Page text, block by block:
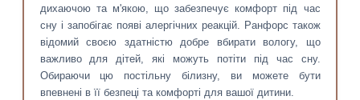
дихаючою та м'якою, що забезпечує комфорт під час
сну і запобігає появі алергічних реакцій. Ранфорс також
відомий своєю здатністю добре вбирати вологу, що
важливо для дітей, які можуть потіти під час сну.
Обираючи цю постільну білизну, ви можете бути
впевнені в її безпеці та комфорті для вашої дитини.